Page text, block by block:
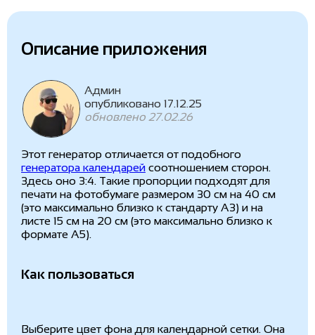
Описание приложения
Админ
опубликовано 17.12.25
обновлено 27.02.26
Этот генератор отличается от подобного
генератора календарей соотношением сторон.
Здесь оно 3:4. Такие пропорции подходят для
печати на фотобумаге размером 30 см на 40 см
(это максимально близко к стандарту A3) и на
листе 15 см на 20 см (это максимально близко к
формате A5).
Как пользоваться
Выберите цвет фона для календарной сетки. Она